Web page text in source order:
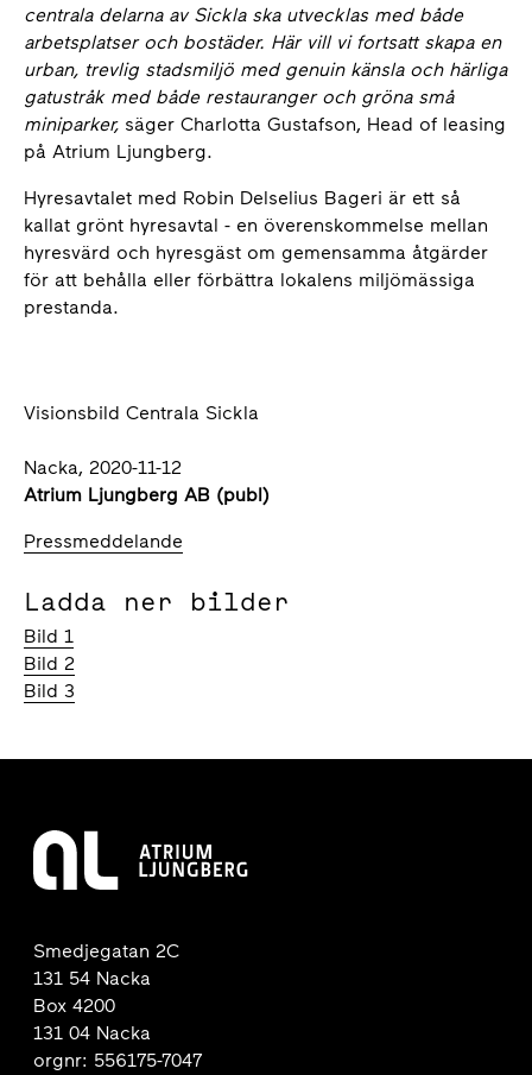
centrala delarna av Sickla ska utvecklas med både
arbetsplatser och bostäder. Här vill vi fortsatt skapa en
urban, trevlig stadsmiljö med genuin känsla och härliga
gatustråk med både restauranger och gröna små
miniparker, säger Charlotta Gustafson, Head of leasing
på Atrium Ljungberg.
Hyresavtalet med Robin Delselius Bageri är ett så
kallat grönt hyresavtal - en överenskommelse mellan
hyresvärd och hyresgäst om gemensamma åtgärder
för att behålla eller förbättra lokalens miljömässiga
prestanda.
Visionsbild Centrala Sickla
Nacka, 2020-11-12
Atrium Ljungberg AB (publ)
Pressmeddelande
Ladda ner bilder
Bild 1
Bild 2
Bild 3
Smedjegatan 2C
131 54 Nacka
Box 4200
131 04 Nacka
orgnr: 556175-7047